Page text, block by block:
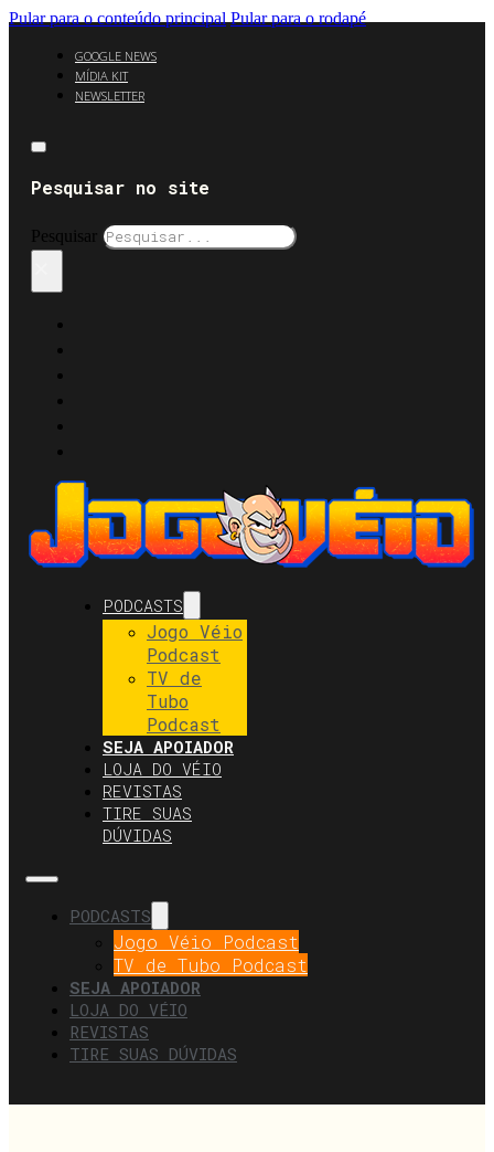
Pular para o conteúdo principal Pular para o rodapé
GOOGLE NEWS
MÍDIA KIT
NEWSLETTER
Pesquisar no site
Pesquisar
PODCASTS
Jogo Véio
Podcast
TV de
Tubo
Podcast
SEJA APOIADOR
LOJA DO VÉIO
REVISTAS
TIRE SUAS
DÚVIDAS
PODCASTS
Jogo Véio Podcast
TV de Tubo Podcast
SEJA APOIADOR
LOJA DO VÉIO
REVISTAS
TIRE SUAS DÚVIDAS